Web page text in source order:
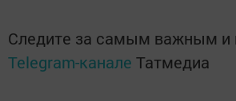
Следите за самым важным и
Telegram-канале Татмедиа